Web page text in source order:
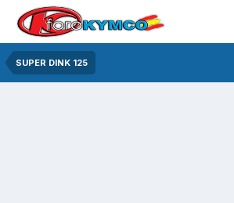
SUPER DINK 125